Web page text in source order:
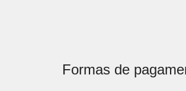
Formas de